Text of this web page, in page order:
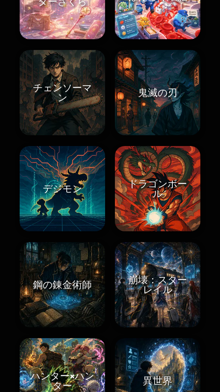
チェンソーマ
ン
鬼滅の刃
デジモン
ドラゴンボー
ル
鋼の錬金術師
崩壊：スター
レイル
ハンター×ハン
ター
異世界